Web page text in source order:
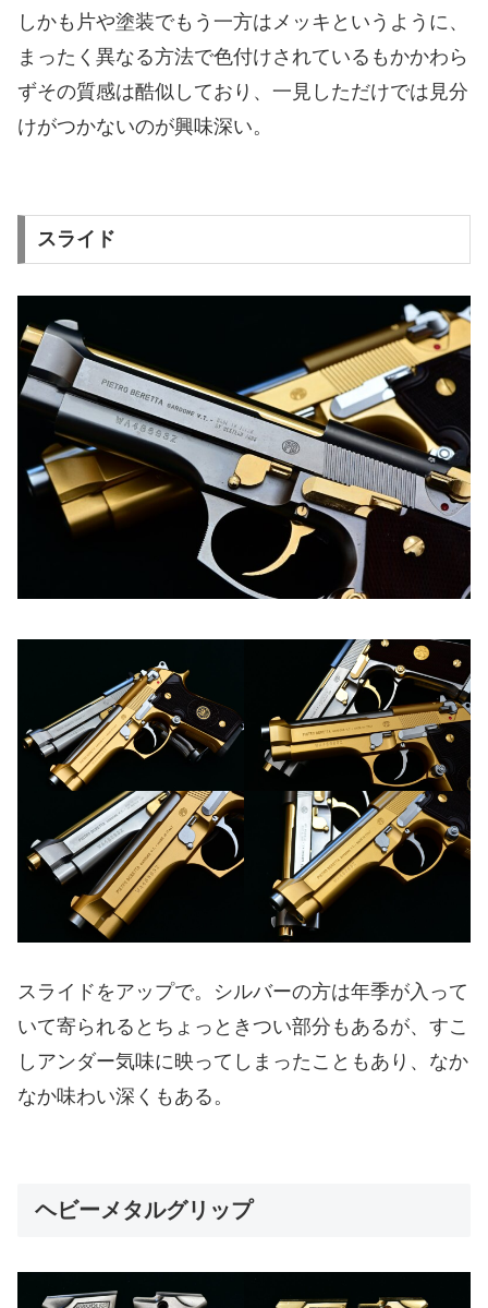
しかも片や塗装でもう一方はメッキというように、
まったく異なる方法で色付けされているもかかわら
ずその質感は酷似しており、一見しただけでは見分
けがつかないのが興味深い。
スライド
スライドをアップで。シルバーの方は年季が入って
いて寄られるとちょっときつい部分もあるが、すこ
しアンダー気味に映ってしまったこともあり、なか
なか味わい深くもある。
ヘビーメタルグリップ